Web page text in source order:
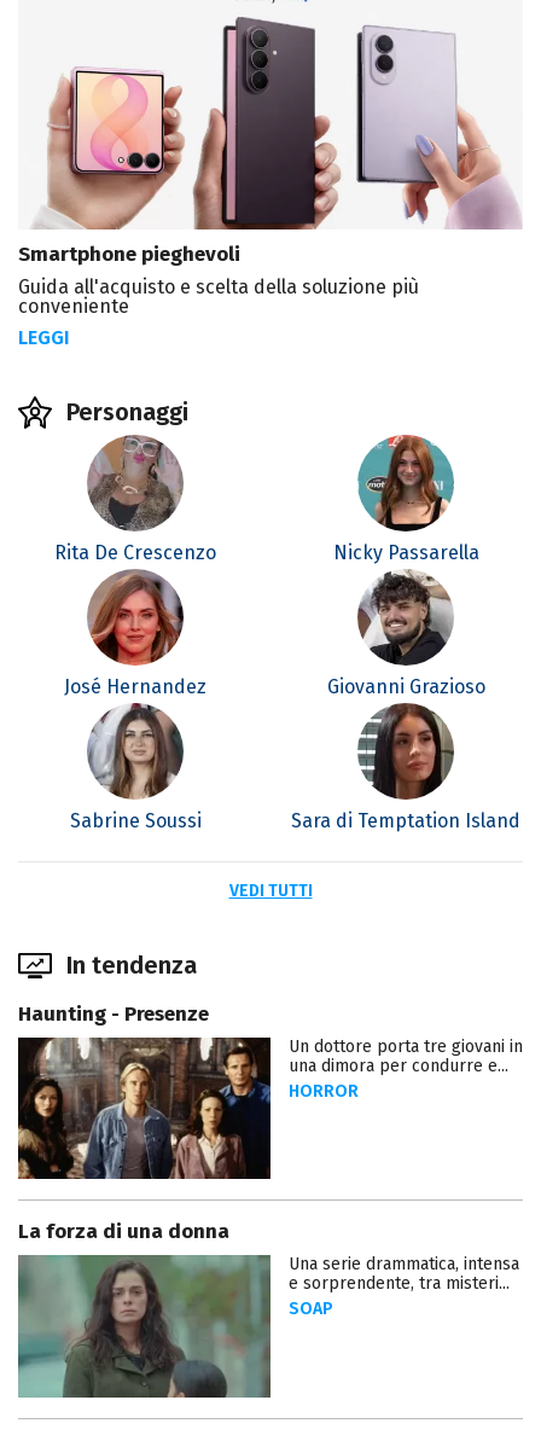
Smartphone pieghevoli
Guida all'acquisto e scelta della soluzione più
conveniente
LEGGI
Personaggi
Rita De Crescenzo Nicky Passarella
José Hernandez Giovanni Grazioso
Sabrine Soussi Sara di Temptation Island
VEDI TUTTI
In tendenza
Haunting - Presenze
Un dottore porta tre giovani in
una dimora per condurre e...
HORROR
La forza di una donna
Una serie drammatica, intensa
e sorprendente, tra misteri...
SOAP